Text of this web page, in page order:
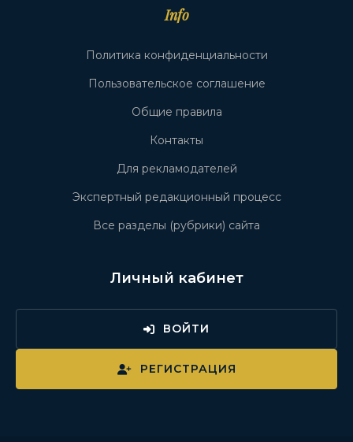
Info
Политика конфиденциальности
Пользовательское соглашение
Общие правила
Контакты
Для рекламодателей
Экспертный редакционный процесс
Все разделы (рубрики) сайта
Личный кабинет
ВОЙТИ
РЕГИСТРАЦИЯ